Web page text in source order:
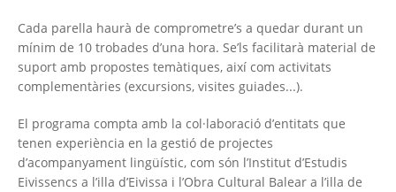
Cada parella haurà de comprometre’s a quedar durant un
mínim de 10 trobades d’una hora. Se’ls facilitarà material de
suport amb propostes temàtiques, així com activitats
complementàries (excursions, visites guiades...).
El programa compta amb la col·laboració d’entitats que
tenen experiència en la gestió de projectes
d’acompanyament lingüístic, com són l’Institut d’Estudis
Eivissencs a l’illa d’Eivissa i l’Obra Cultural Balear a l’illa de